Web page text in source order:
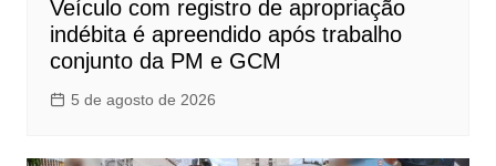
Veículo com registro de apropriação
indébita é apreendido após trabalho
conjunto da PM e GCM
5 de agosto de 2026